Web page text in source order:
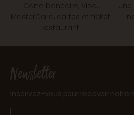
Carte bancaire, Visa,
MasterCard, cartes et ticket
restaurant
Newsletter
Inscrivez-vous pour recevoir notre